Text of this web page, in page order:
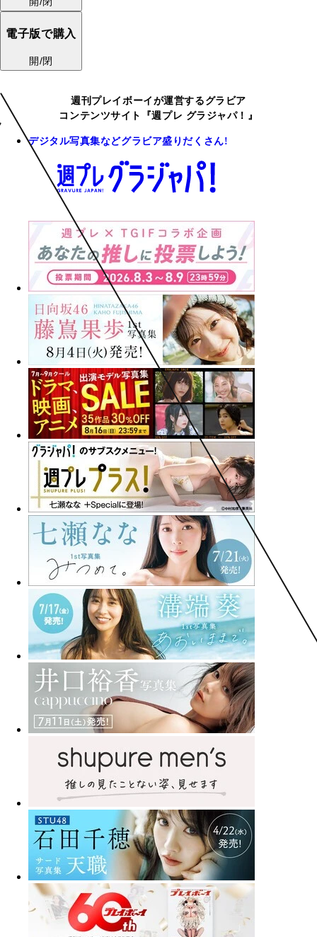
電子版で購入
開/閉
週刊プレイボーイが運営するグラビア
コンテンツサイト『週プレ グラジャパ！』
デジタル写真集などグラビア盛りだくさん!